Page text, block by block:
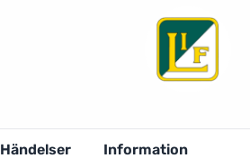
Händelser Information